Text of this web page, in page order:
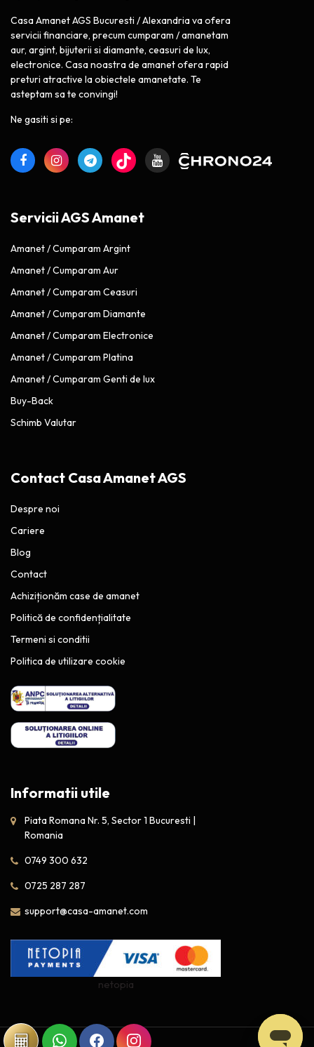
Casa Amanet AGS Bucuresti / Alexandria va ofera
servicii financiare, precum cumparam / amanetam
aur, argint, bijuterii si diamante, ceasuri de lux,
electronice. Casa noastra de amanet ofera rapid
preturi atractive la obiectele amanetate. Te
asteptam sa te convingi!
Ne gasiti si pe:
Servicii AGS Amanet
Amanet / Cumparam Argint
Amanet / Cumparam Aur
Amanet / Cumparam Ceasuri
Amanet / Cumparam Diamante
Amanet / Cumparam Electronice
Amanet / Cumparam Platina
Amanet / Cumparam Genti de lux
Buy-Back
Schimb Valutar
Contact Casa Amanet AGS
Despre noi
Cariere
Blog
Contact
Achiziționăm case de amanet
Politică de confidențialitate
Termeni si conditii
Politica de utilizare cookie
Informatii utile
Piata Romana Nr. 5, Sector 1 Bucuresti |
Romania
0749 300 632
0725 287 287
support@casa-amanet.com
netopia